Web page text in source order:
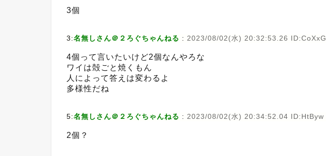
3個
3:名無しさん＠２ろぐちゃんねる : 2023/08/02(水) 20:32:53.26 ID:CoXxG
4個って言いたいけど2個なんやろな
ワイは殻ごと焼くもん
人によって答えは変わるよ
多様性だね
5:名無しさん＠２ろぐちゃんねる : 2023/08/02(水) 20:34:52.04 ID:HtByw
2個？